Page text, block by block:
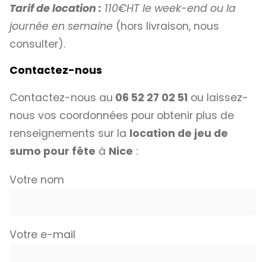
Tarif de location : 110€HT le week-end ou la
journée en semaine (hors livraison, nous
consulter).
Contactez-nous
Contactez-nous au 06 52 27 02 51 ou laissez-
nous vos coordonnées pour obtenir plus de
renseignements sur la location de jeu de
sumo pour fête à Nice :
Votre nom
Votre e-mail